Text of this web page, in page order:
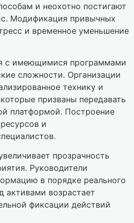
и неохотно постигают
Модификация привычных
и временное уменьшение
с имеющимися программами
сложности. Организации
технику и
призваны передавать
платформой. Построение
и
прозрачность
Руководители
в порядке реального
активами возрастает
фиксации действий